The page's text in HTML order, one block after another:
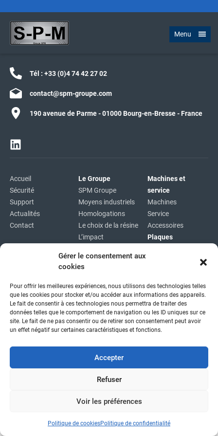
Gérer le consentement aux
cookies
Pour offrir les meilleures expériences, nous utilisons des technologies telles
que les cookies pour stocker et/ou accéder aux informations des appareils.
Le fait de consentir à ces technologies nous permettra de traiter des
données telles que le comportement de navigation ou les ID uniques sur ce
site. Le fait de ne pas consentir ou de retirer son consentement peut avoir
un effet négatif sur certaines caractéristiques et fonctions.
Accepter
Refuser
Voir les préférences
Politique de cookiesPolitique de confidentialité
Menu
Tél : +33 (0)4 74 42 27 02
contact@spm-groupe.com
190 avenue de Parme - 01000 Bourg-en-Bresse - France
Accueil
Sécurité
Support
Actualités
Contact
Le Groupe
SPM Groupe
Moyens industriels
Homologations
Le choix de la résine
L’impact
Machines et
service
Machines
Service
Accessoires
Plaques
Plan du site
Copyright © 2026|Mentions légales|Confidentialité|
fait avec
par l'agence idcom